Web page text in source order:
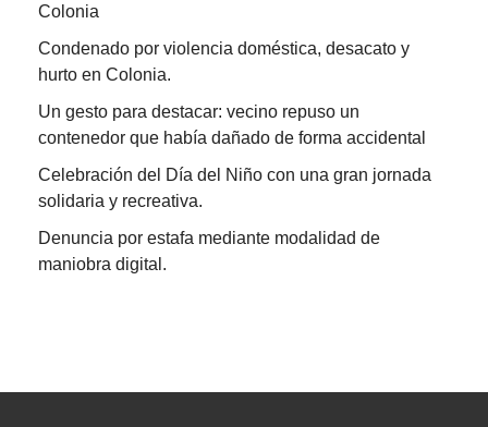
Colonia
Condenado por violencia doméstica, desacato y
hurto en Colonia.
Un gesto para destacar: vecino repuso un
contenedor que había dañado de forma accidental
Celebración del Día del Niño con una gran jornada
solidaria y recreativa.
Denuncia por estafa mediante modalidad de
maniobra digital.